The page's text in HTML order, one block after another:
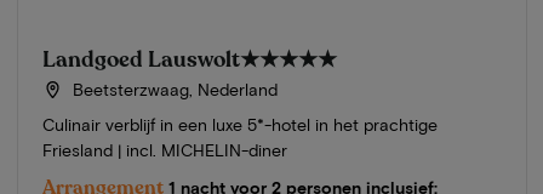
Landgoed Lauswolt★★★★★
Beetsterzwaag, Nederland
Culinair verblijf in een luxe 5*-hotel in het prachtige
Friesland | incl. MICHELIN-diner
Arrangement 1 nacht voor 2 personen inclusief: